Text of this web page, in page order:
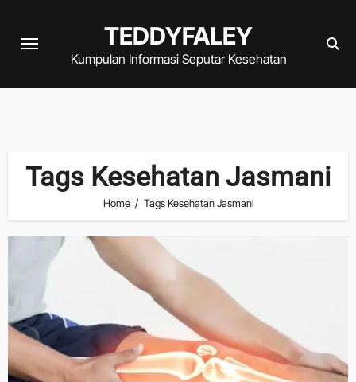
TEDDYFALEY
Kumpulan Informasi Seputar Kesehatan
Tags Kesehatan Jasmani
Home Tags Kesehatan Jasmani